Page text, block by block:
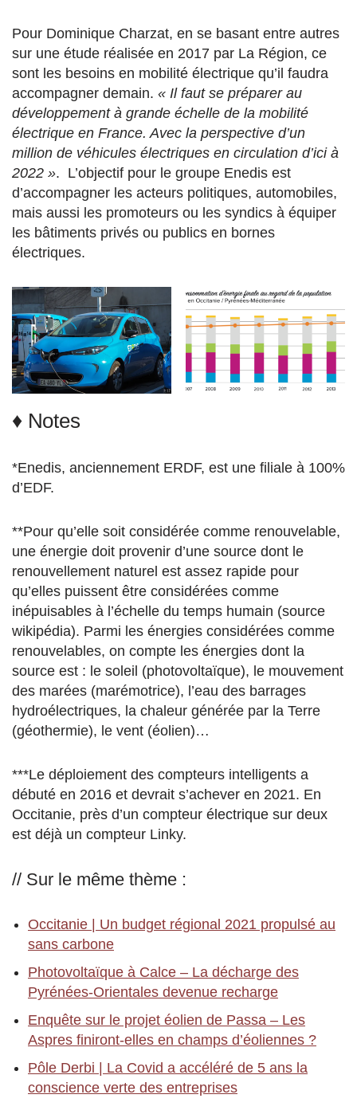
Pour Dominique Charzat, en se basant entre autres
sur une étude réalisée en 2017 par La Région, ce
sont les besoins en mobilité électrique qu’il faudra
accompagner demain. « Il faut se préparer au
développement à grande échelle de la mobilité
électrique en France. Avec la perspective d’un
million de véhicules électriques en circulation d’ici à
2022 ». L’objectif pour le groupe Enedis est
d’accompagner les acteurs politiques, automobiles,
mais aussi les promoteurs ou les syndics à équiper
les bâtiments privés ou publics en bornes
électriques.
♦ Notes
*Enedis, anciennement ERDF, est une filiale à 100%
d’EDF.
**Pour qu’elle soit considérée comme renouvelable,
une énergie doit provenir d’une source dont le
renouvellement naturel est assez rapide pour
qu’elles puissent être considérées comme
inépuisables à l’échelle du temps humain (source
wikipédia). Parmi les énergies considérées comme
renouvelables, on compte les énergies dont la
source est : le soleil (photovoltaïque), le mouvement
des marées (marémotrice), l’eau des barrages
hydroélectriques, la chaleur générée par la Terre
(géothermie), le vent (éolien)…
***Le déploiement des compteurs intelligents a
débuté en 2016 et devrait s’achever en 2021. En
Occitanie, près d’un compteur électrique sur deux
est déjà un compteur Linky.
// Sur le même thème :
Occitanie | Un budget régional 2021 propulsé au
sans carbone
Photovoltaïque à Calce – La décharge des
Pyrénées-Orientales devenue recharge
Enquête sur le projet éolien de Passa – Les
Aspres finiront-elles en champs d’éoliennes ?
Pôle Derbi | La Covid a accéléré de 5 ans la
conscience verte des entreprises